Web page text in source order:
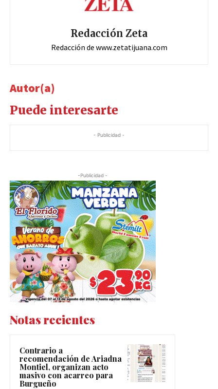
Redacción Zeta
Redacción de www.zetatijuana.com
Autor(a)
Puede interesarte
- Publicidad -
-Publicidad -
Notas recientes
Contrario a
recomendación de Ariadna
Montiel, organizan acto
masivo con acarreo para
Burgueño